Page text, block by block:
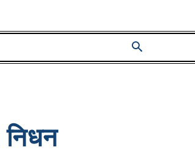
निधन